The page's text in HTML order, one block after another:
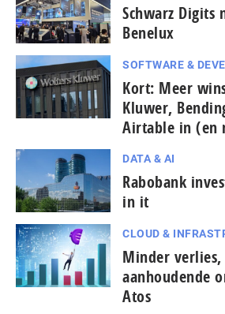
Schwarz Digits
Benelux
SOFTWARE &
Kort: Meer
Kluwer,
Airtable in (en
DATA & AI
Rabobank
in it
CLOUD &
Minder
aanhoudende
Atos